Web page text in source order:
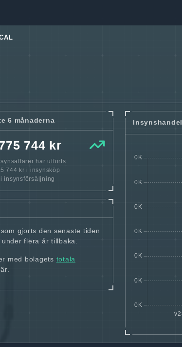
6 månaderna
744 kr
har utförts
744 kr i insynsköp
insynsförsäljning
gjorts den senaste tiden
flera år tillbaka.
med bolagets totala
Insynshandel